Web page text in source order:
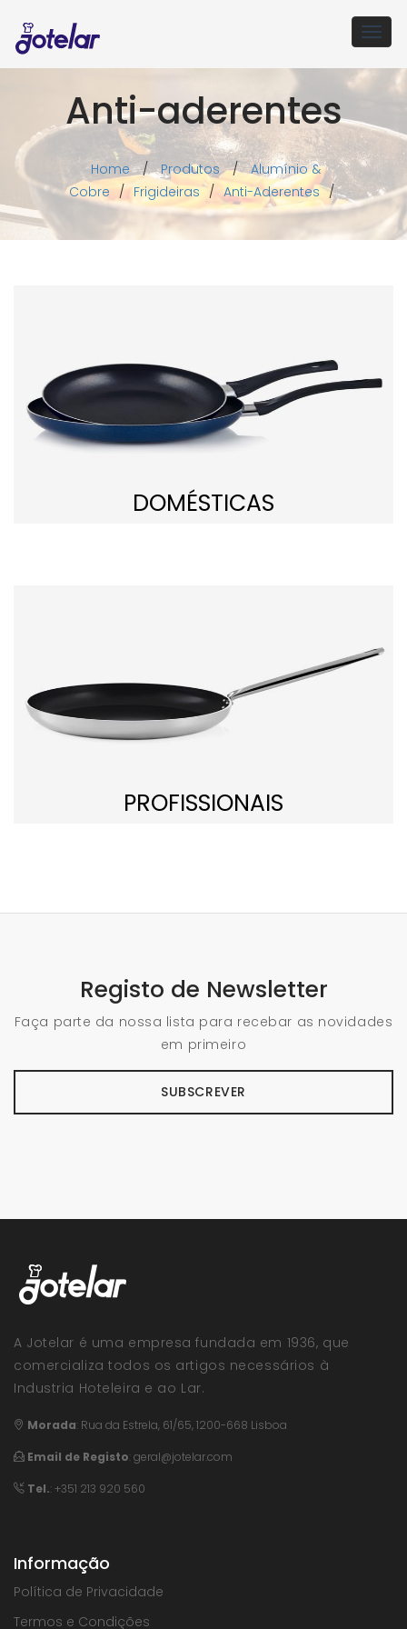
Anti-aderentes
Home / Produtos /
Alumínio &
Cobre / Frigideiras / Anti-Aderentes /
DOMÉSTICAS
PROFISSIONAIS
Registo de Newsletter
Faça parte da nossa lista para recebar as novidades
em primeiro
SUBSCREVER
A Jotelar é uma empresa fundada em 1936, que
comercializa todos os artigos necessários à
Industria Hoteleira e ao Lar.
Morada: Rua da Estrela, 61/65, 1200-668 Lisboa
Email de Registo:geral@jotelar.com
Tel.: +351 213 920 560
Informação
Política de Privacidade
Termos e Condições